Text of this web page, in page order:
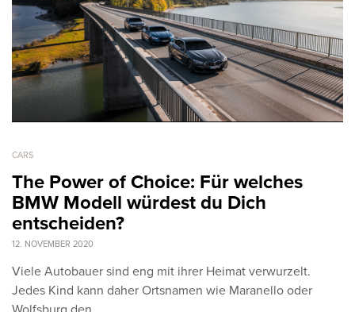
CARS
The Power of Choice: Für welches
BMW Modell würdest du Dich
entscheiden?
12. NOVEMBER 2020
Viele Autobauer sind eng mit ihrer Heimat verwurzelt.
Jedes Kind kann daher Ortsnamen wie Maranello oder